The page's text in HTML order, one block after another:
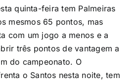
quinta-feira tem Palmeiras
mesmos 65 pontos, mas
com um jogo a menos e a
três pontos de vantagem a
do campeonato. O
o Santos nesta noite, tem